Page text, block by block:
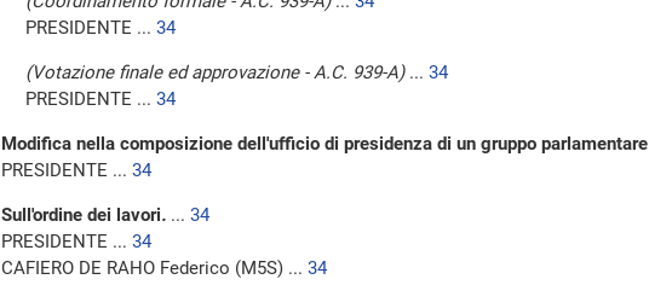
PRESIDENTE ... 34
(Votazione finale ed approvazione - A.C. 939-A)... 34
PRESIDENTE ... 34
Modifica nella composizione dell'ufficio di presidenza di un gruppo parlamentare
PRESIDENTE ... 34
Sull'ordine dei lavori. ... 34
PRESIDENTE ... 34
CAFIERO DE RAHO Federico (M5S) ... 34